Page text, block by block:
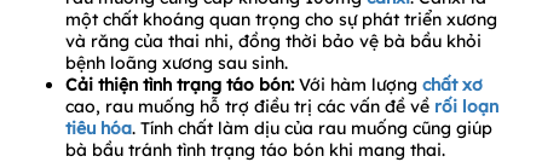
một chất khoáng quan trọng cho sự phát triển xương
và răng của thai nhi, đồng thời bảo vệ bà bầu khỏi
bệnh loãng xương sau sinh.
Cải thiện tình trạng táo bón: Với hàm lượng chất xơ
cao, rau muống hỗ trợ điều trị các vấn đề về rối loạn
tiêu hóa. Tính chất làm dịu của rau muống cũng giúp
bà bầu tránh tình trạng táo bón khi mang thai.